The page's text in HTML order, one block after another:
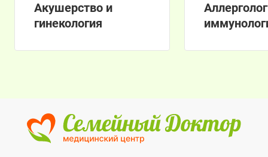
Акушерство и
гинекология